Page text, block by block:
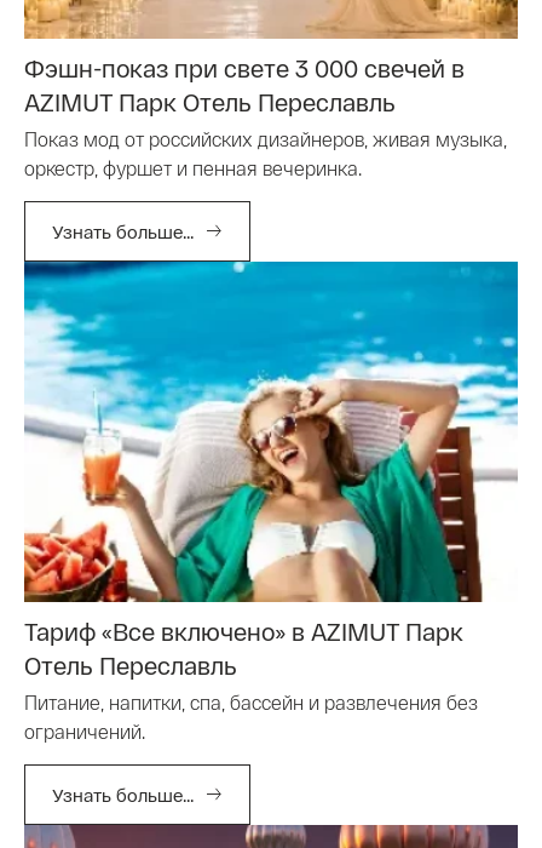
Фэшн-показ при свете 3 000 свечей в
AZIMUT Парк Отель Переславль
Показ мод от российских дизайнеров, живая музыка,
оркестр, фуршет и пенная вечеринка.
Узнать больше...
Тариф «Все включено» в AZIMUT Парк
Отель Переславль
Питание, напитки, спа, бассейн и развлечения без
ограничений.
Узнать больше...